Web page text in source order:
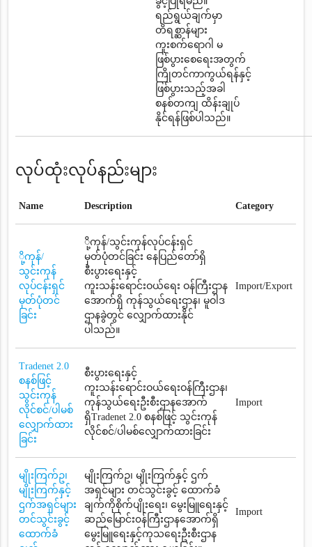
ရည်ရွယ်ချက်မှာ
တိရစ္ဆာန်များ
ကူးစက်ရောဂါ မ
ဖြစ်ပွားစေရေးအတွက်
ကြိုတင်ကာကွယ်ရန်နှင့်
ဖြစ်ပွားသည့်အခါ
စနစ်တကျ ထိန်းချုပ်
နိုင်ရန်ဖြစ်ပါသည်။
လုပ်ထုံးလုပ်နည်းများ
Name Description Category
ို့ကုန်/
သွင်းကုန်
လုပ်ငန်းရှင်
မှတ်ပုံတင်
ခြင်း
ို့ကုန်/သွင်းကုန်လုပ်ငန်းရှင်
မှတ်ပုံတင်ခြင်း နေပြည်တော်ရှိ
စီးပွားရေးနှင့်
ကူးသန်းရောင်းဝယ်ရေး ဝန်ကြီးဌာန
အောက်ရှိ ကုန်သွယ်ရေးဌာန၊ မူဝါဒ
ဌာနခွဲတွင် လျှောက်ထားနိုင်
ပါသည်။
Import/Export
Tradenet 2.0
စနစ်ဖြင့်
သွင်းကုန်
လိုင်စင်/ပါမစ်
လျှောက်ထား
ခြင်း
စီးပွားရေးနှင့်
ကူးသန်းရောင်းဝယ်ရေးဝန်ကြီးဌာန၊
ကုန်သွယ်ရေးဦးစီးဌာနအောက်
ရှိTradenet 2.0 စနစ်ဖြင့် သွင်းကုန်
လိုင်စင်/ပါမစ်လျှောက်ထားခြင်း
Import
မျိုးကြက်ဥ၊
မျိုးကြက်နှင့်
ဌက်အရှင်များ
တင်သွင်းခွင့်
ထောက်ခံ
မျိုးကြက်ဥ၊ မျိုးကြက်နှင့် ဌက်
အရှင်များ တင်သွင်းခွင့် ထောက်ခံ
ချက်ကိုစိုက်ပျိုးရေး၊ မွေးမြူရေးနှင့်
ဆည်မြောင်း၀န်ကြီးဌာနအောက်ရှိ
မွေးမြူရေးနှင့်ကုသရေးဦးစီးဌာန
Import